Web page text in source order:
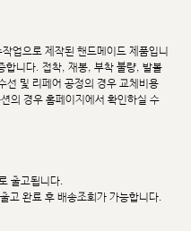
업으로 제작된 핸드메이드 제품입니
합니다. 접착, 재봉, 부착 불량, 발볼
선 및 리페어 공정의 경우 교체비용
의 경우 홈페이지에서 확인하실 수
출고됩니다.
고 완료 후 배송조회가 가능합니다.